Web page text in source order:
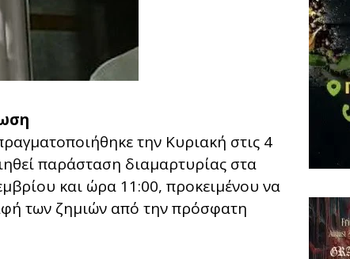
την Κυριακή στις 4
παράσταση διαμαρτυρίας στα
και ώρα 11:00, προκειμένου να
των ζημιών από την πρόσφατη